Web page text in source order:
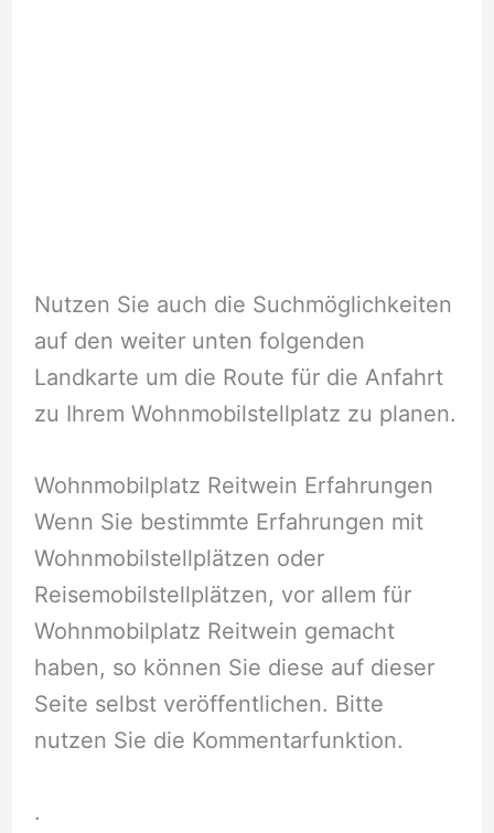
Nutzen Sie auch die Suchmöglichkeiten
auf den weiter unten folgenden
Landkarte um die Route für die Anfahrt
zu Ihrem Wohnmobilstellplatz zu planen.
Wohnmobilplatz Reitwein Erfahrungen
Wenn Sie bestimmte Erfahrungen mit
Wohnmobilstellplätzen oder
Reisemobilstellplätzen, vor allem für
Wohnmobilplatz Reitwein gemacht
haben, so können Sie diese auf dieser
Seite selbst veröffentlichen. Bitte
nutzen Sie die Kommentarfunktion.
.